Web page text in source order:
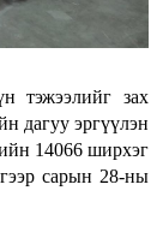
тэжээлийг зах
дагуу эргүүлэн
14066 ширхэг
сарын 28-ны